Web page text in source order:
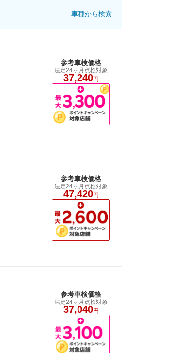
車種から検索
参考車検価格
法定24ヶ月点検対象
37,240円
参考車検価格
法定24ヶ月点検対象
47,420円
参考車検価格
法定24ヶ月点検対象
37,040円